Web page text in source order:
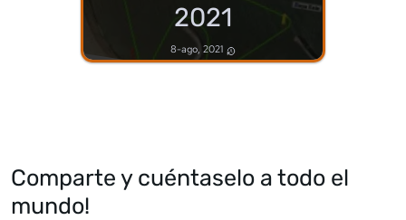
2021
8-ago, 2021
Comparte y cuéntaselo a todo el
mundo!